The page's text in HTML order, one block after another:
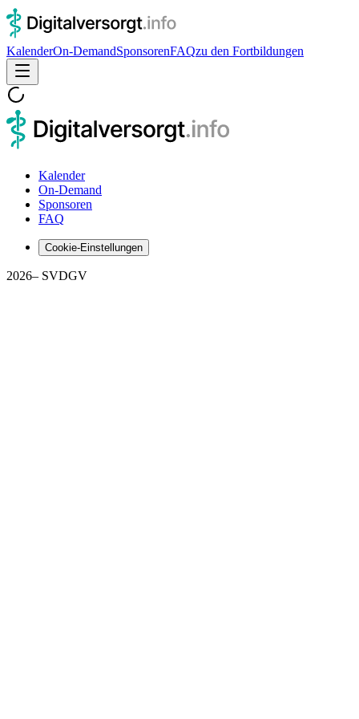
KalenderOn-DemandSponsorenFAQzu den Fortbildungen
Kalender
On-Demand
Sponsoren
FAQ
Cookie-Einstellungen
2026– SVDGV